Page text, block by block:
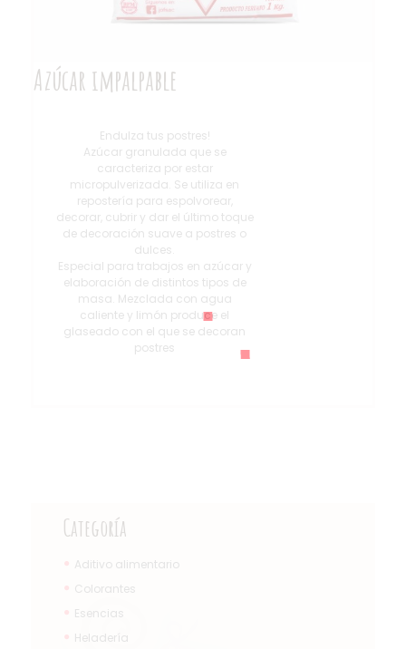
Azúcar impalpable
Endulza tus postres!
Azúcar granulada que se
caracteriza por estar
micropulverizada. Se utiliza en
repostería para espolvorear,
decorar, cubrir y dar el último toque
de decoración suave a postres o
dulces.
Especial para trabajos en azúcar y
elaboración de distintos tipos de
masa. Mezclada con agua
caliente y limón produce el
glaseado con el que se decoran
postres
Categoría
Aditivo alimentario
Colorantes
Esencias
Heladería